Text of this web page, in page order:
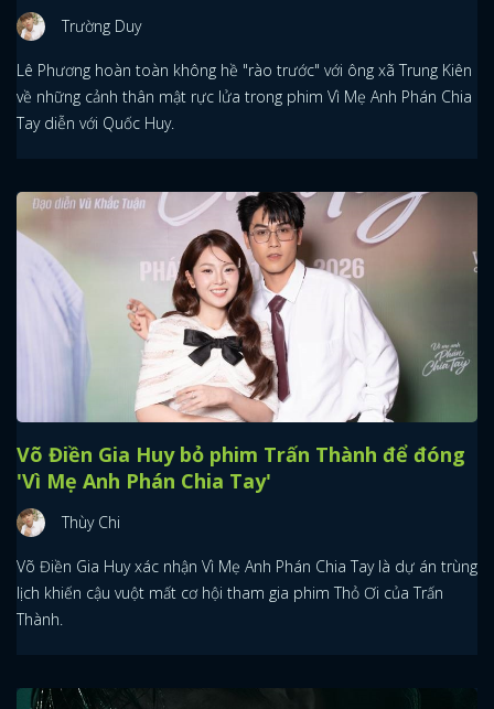
Trường Duy
Lê Phương hoàn toàn không hề "rào trước" với ông xã Trung Kiên
về những cảnh thân mật rực lửa trong phim Vì Mẹ Anh Phán Chia
Tay diễn với Quốc Huy.
Võ Điền Gia Huy bỏ phim Trấn Thành để đóng
'Vì Mẹ Anh Phán Chia Tay'
Thùy Chi
Võ Điền Gia Huy xác nhận Vì Mẹ Anh Phán Chia Tay là dự án trùng
lịch khiến cậu vuột mất cơ hội tham gia phim Thỏ Ơi của Trấn
Thành.